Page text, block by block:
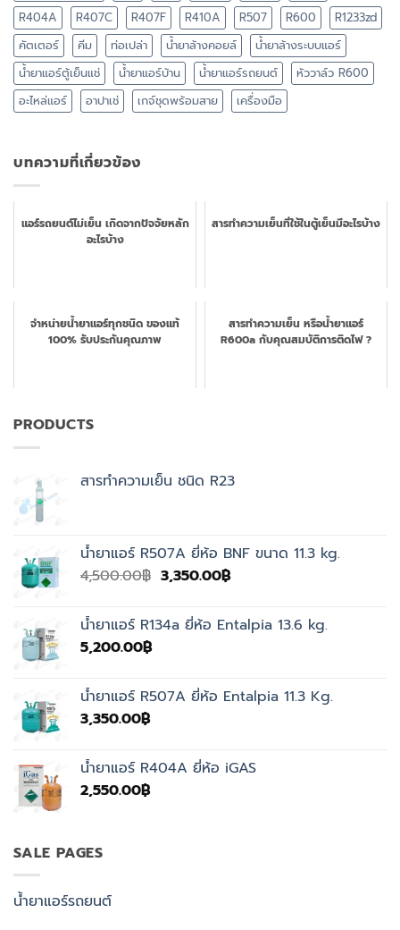
R404A
R407C R407F R410A R507 R600
R1233zd
คัตเตอร์
คีม ท่อเปล่า น้ำยาล้างคอยล์
น้ำยาล้างระบบแอร์
น้ำยาแอร์ตู้เย็นแช่
น้ำยาแอร์บ้าน น้ำยาแอร์รถยนต์
หัววาล์ว R600
อะไหล่แอร์
อาปาเช่ เกจ์ชุดพร้อมสาย เครื่องมือ
บทความที่เกี่ยวข้อง
แอร์รถยนต์ไม่เย็น เกิดจากปัจจัยหลัก
อะไรบ้าง
สารทำความเย็นที่ใช้ในตู้เย็นมีอะไรบ้าง
จำหน่ายน้ำยาแอร์ทุกชนิด ของแท้
100% รับประกันคุณภาพ
สารทำความเย็น หรือน้ำยาแอร์
R600a กับคุณสมบัติการติดไฟ ?
PRODUCTS
สารทำความเย็น ชนิด R23
น้ำยาแอร์ R507A ยี่ห้อ BNF ขนาด 11.3 kg.
4,500.00฿ Original
4,500.00฿.
3,350.00฿Current
3,350.00฿.
น้ำยาแอร์ R134a ยี่ห้อ Entalpia 13.6 kg.
5,200.00฿
น้ำยาแอร์ R507A ยี่ห้อ Entalpia 11.3 Kg.
3,350.00฿
น้ำยาแอร์ R404A ยี่ห้อ iGAS
2,550.00฿
SALE PAGES
น้ำยาแอร์รถยนต์